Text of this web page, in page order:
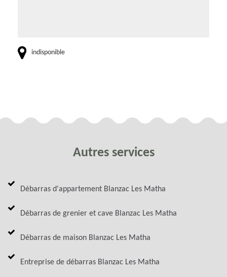
indisponible
Autres services
Débarras d'appartement Blanzac Les Matha
Débarras de grenier et cave Blanzac Les Matha
Débarras de maison Blanzac Les Matha
Entreprise de débarras Blanzac Les Matha